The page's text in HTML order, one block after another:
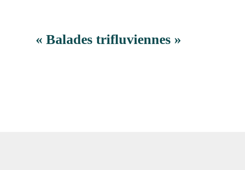
« Balades trifluviennes »